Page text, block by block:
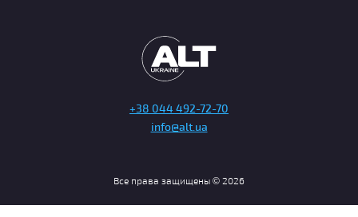
+38 044 492-72-70
info@alt.ua
Все права защищены © 2026